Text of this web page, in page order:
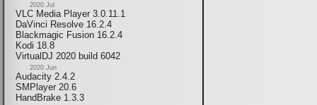
2020 Jul
VLC Media Player 3.0.11.1
DaVinci Resolve 16.2.4
Blackmagic Fusion 16.2.4
Kodi 18.8
VirtualDJ 2020 build 6042
2020 Jun
Audacity 2.4.2
SMPlayer 20.6
HandBrake 1.3.3